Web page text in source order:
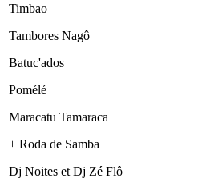
Timbao
Tambores Nagô
Batuc'ados
Pomélé
Maracatu Tamaraca
+ Roda de Samba
Dj Noites et Dj Zé Flô